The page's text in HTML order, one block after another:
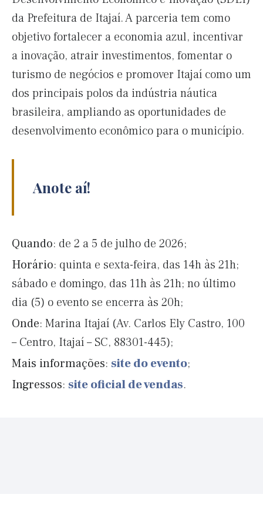
da Prefeitura de Itajaí. A parceria tem como
objetivo fortalecer a economia azul, incentivar
a inovação, atrair investimentos, fomentar o
turismo de negócios e promover Itajaí como um
dos principais polos da indústria náutica
brasileira, ampliando as oportunidades de
desenvolvimento econômico para o município.
Anote aí!
Quando: de 2 a 5 de julho de 2026;
Horário: quinta e sexta-feira, das 14h às 21h;
sábado e domingo, das 11h às 21h; no último
dia (5) o evento se encerra às 20h;
Onde: Marina Itajaí (Av. Carlos Ely Castro, 100
– Centro, Itajaí – SC, 88301-445);
Mais informações: site do evento;
Ingressos: site oficial de vendas.